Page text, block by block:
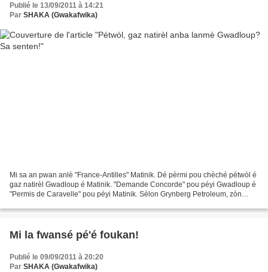
Publié le 13/09/2011 à 14:21
Par SHAKA (Gwakafwika)
Mi sa an pwan anlè "France-Antilles" Matinik. Dé pèrmi pou chèché pétwòl é
gaz natirèl Gwadloup é Matinik. "Demande Concorde" pou péyi Gwadloup é
"Permis de Caravelle" pou péyi Matinik. Sèlon Grynberg Petroleum, zòn
Mi la fwansé pé'é foukan!
Publié le 09/09/2011 à 20:20
Par SHAKA (Gwakafwika)